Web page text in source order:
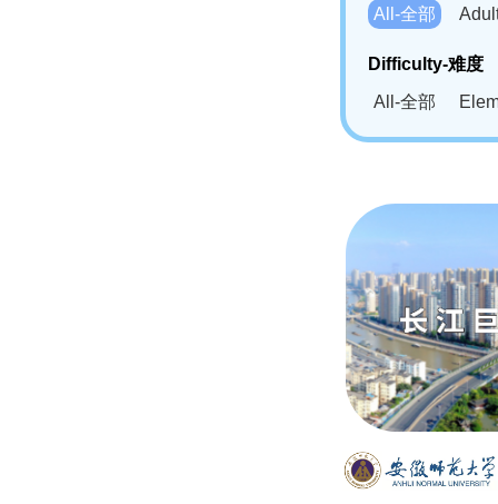
Swahili(SW)-
All-全部
Difficulty-难度
All-全部